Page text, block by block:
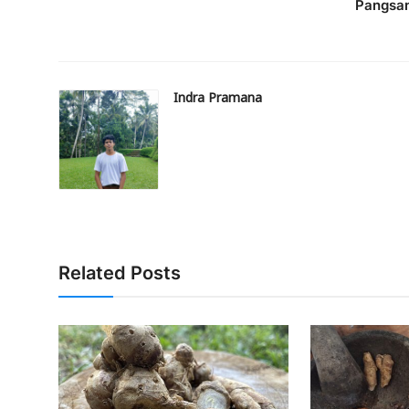
Indra Pramana
Related Posts